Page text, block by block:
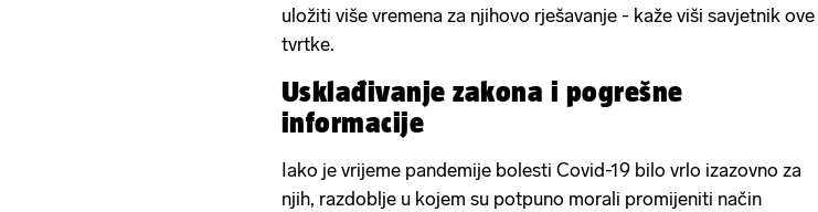
uložiti više vremena za njihovo rješavanje - kaže viši savjetnik ove
tvrtke.
Usklađivanje zakona i pogrešne
informacije
Iako je vrijeme pandemije bolesti Covid-19 bilo vrlo izazovno za
njih, razdoblje u kojem su potpuno morali promijeniti način